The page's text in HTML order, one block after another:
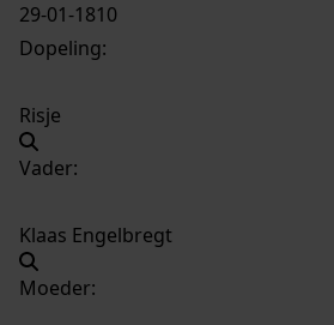
29-01-1810
Dopeling:
Risje
Vader:
Klaas Engelbregt
Moeder: